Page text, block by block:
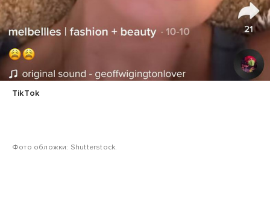
TikTok
Фото обложки: Shutterstock.